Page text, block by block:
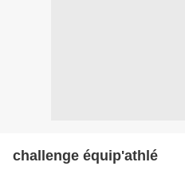
challenge équip'athlé